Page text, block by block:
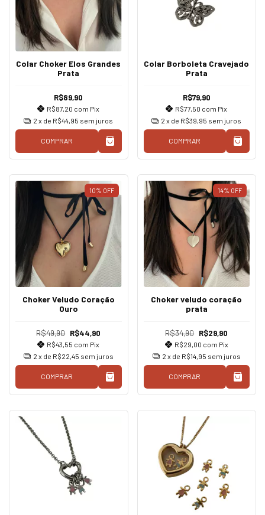
Colar Choker Elos Grandes
Prata
R$89,90
R$87,20 com Pix
2 x de R$44,95 sem juros
COMPRAR
Colar Borboleta Cravejado
Prata
R$79,90
R$77,50 com Pix
2 x de R$39,95 sem juros
COMPRAR
10% OFF
Choker Veludo Coração
Ouro
R$49,90 R$44,90
R$43,55 com Pix
2 x de R$22,45 sem juros
COMPRAR
14% OFF
Choker veludo coração
prata
R$34,90 R$29,90
R$29,00 com Pix
2 x de R$14,95 sem juros
COMPRAR